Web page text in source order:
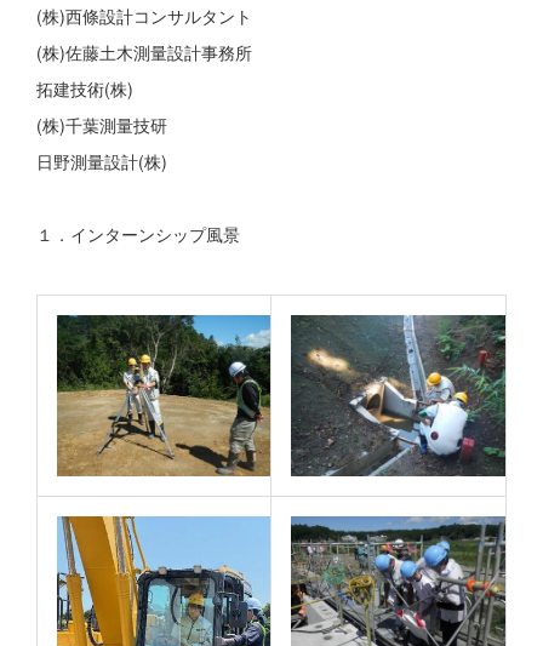
(株)西條設計コンサルタント
(株)佐藤土木測量設計事務所
拓建技術(株)
(株)千葉測量技研
日野測量設計(株)
１．インターンシップ風景